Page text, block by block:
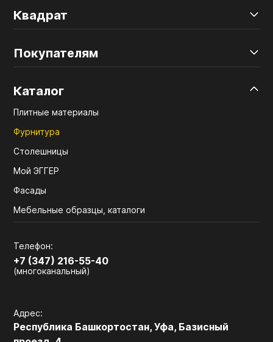
Квадрат
Покупателям
Каталог
Плитные материалы
Фурнитура
Столешницы
Мой ЭГГЕР
Фасады
Мебельные образцы, каталоги
Телефон:
+7 (347) 216-55-40
(многоканальный)
Адрес:
Республика Башкортостан, Уфа, Базисный